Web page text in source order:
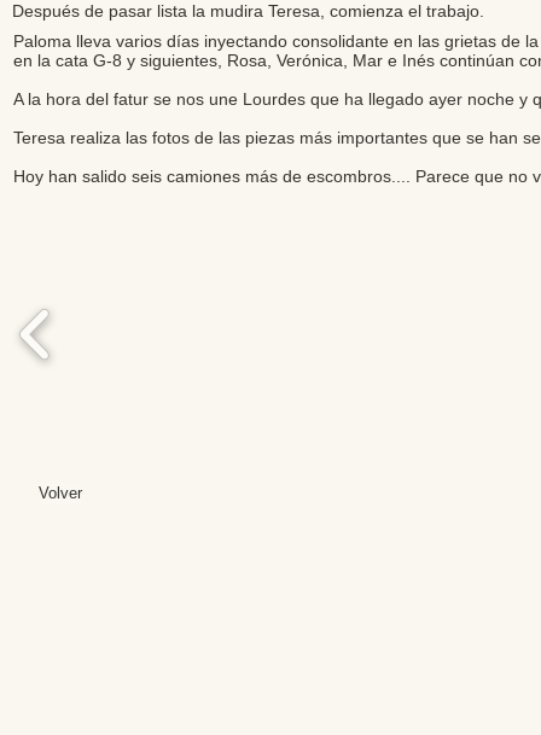
Después de pasar lista la mudira Teresa, comienza el trabajo.
Paloma lleva varios días inyectando consolidante en las grietas de
en la cata G-8 y siguientes, Rosa, Verónica, Mar e Inés continúan
A la hora del fatur se nos une Lourdes que ha llegado ayer noche y
Teresa realiza las fotos de las piezas más importantes que se han
Hoy han salido seis camiones más de escombros.... Parece que no
Volver